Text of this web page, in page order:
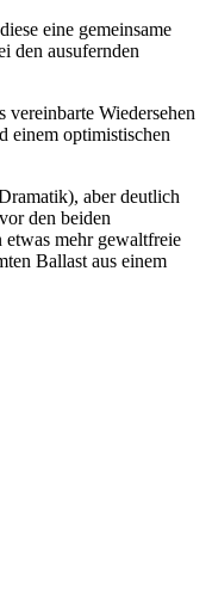
eine gemeinsame
den ausufernden
Wiedersehen
einem optimistischen
aber deutlich
den beiden
mehr gewaltfreie
Ballast aus einem